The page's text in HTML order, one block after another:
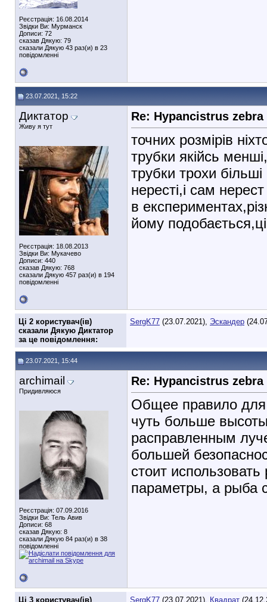
Реєстрація: 16.08.2014
Звідки Ви: Мурманск
Дописи: 72
сказав Дякую: 79
сказали Дякую 43 раз(и) в 23
повідомленні
23.07.2021, 15:22
Диктатор
Живу я тут
Реєстрація: 18.08.2013
Звідки Ви: Мукачево
Дописи: 440
сказав Дякую: 768
сказали Дякую 457 раз(и) в 194
повідомленні
Re: Hypancistrus
точних розмірів
трубки якійсь
трубки трохи
нересті,і сам
в
йому
Ці 2 користувач(ів)
сказали Дякую Диктатор
за це повідомлення:
SergK77 (23.07.2021), Эскандер
23.07.2021, 15:44
archimail
Придивляюся
Реєстрація: 07.09.2016
Звідки Ви: Тель Авив
Дописи: 68
сказав Дякую: 8
сказали Дякую 84 раз(и) в 38
повідомленні
Re: Hypancistrus
Общее правило
чуть больше
расправленным
большей
стоит
параметры, а рыба
Ці 3 користувач(ів)
SergK77 (23.07.2021), Квадрат